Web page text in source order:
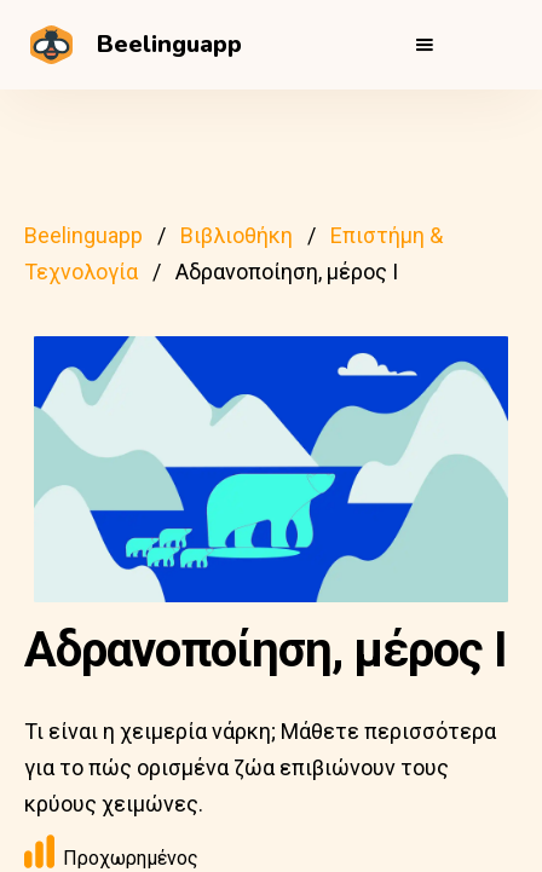
Beelinguapp
Beelinguapp Βιβλιοθήκη
Επιστήμη &
Τεχνολογία
Αδρανοποίηση, μέρος Ι
Αδρανοποίηση, μέρος Ι
Τι είναι η χειμερία νάρκη; Μάθετε περισσότερα
για το πώς ορισμένα ζώα επιβιώνουν τους
κρύους χειμώνες.
Προχωρημένος